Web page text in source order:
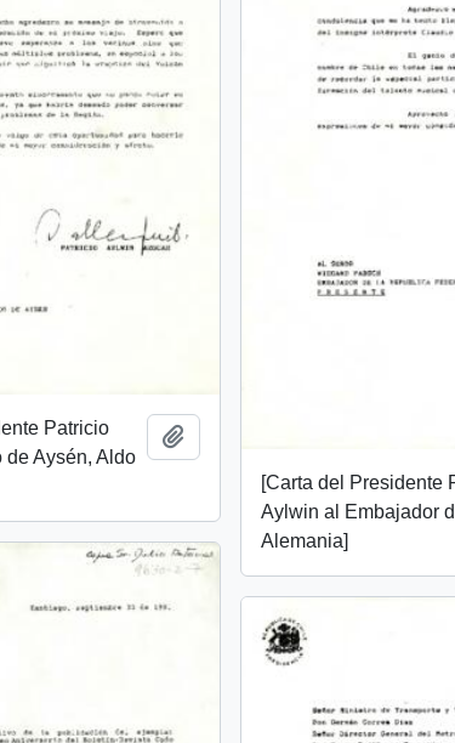
[Carta del Presidente
Aylwin al Embajador
Alemania]
Patricio
Aysén, Aldo